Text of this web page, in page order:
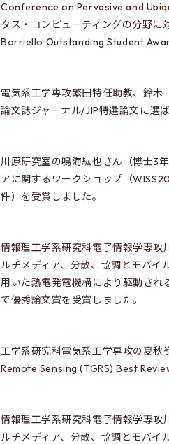
Conference on Pervasive and
タス・コンピューティングの分野
Borriello Outstanding Student
電気系工学専攻繁田特任助教、鈴
論文誌ジャーナル/JIP特選論文に選ば
川原研究室の鳴海紘也さん（博士3
アに関するワークショップ（
件）を受賞しました。
情報理工学系研究科電子情報学専攻
ルチメディア、分散、協調とモバイ
用いた熱電発電機構により駆動さ
で優秀論文賞を受賞しました。
工学系研究科電気系工学専攻の夏
Remote Sensing (TGRS) Best
情報理工学系研究科電子情報学専攻
ルチメディア、分散、協調とモバイ